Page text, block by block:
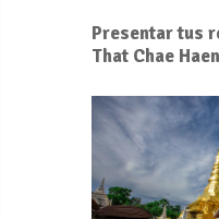
Presentar tus
That Chae